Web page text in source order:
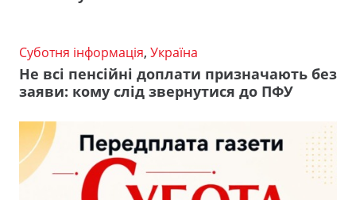
Суботня інформація, Україна
Не всі пенсійні доплати призначають без
заяви: кому слід звернутися до ПФУ